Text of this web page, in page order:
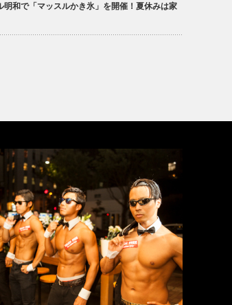
明和で「マッスルかき氷」を開催！夏休みは家